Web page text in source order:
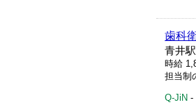
歯科
青井
時給
担当制
Q-JiN -